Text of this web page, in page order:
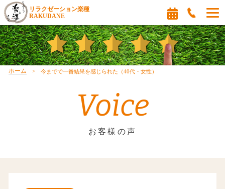
リラクゼーション楽種
RAKUDANE
ホーム 今までで一番結果を感じられた（40代・女性）
Voice
お客様の声